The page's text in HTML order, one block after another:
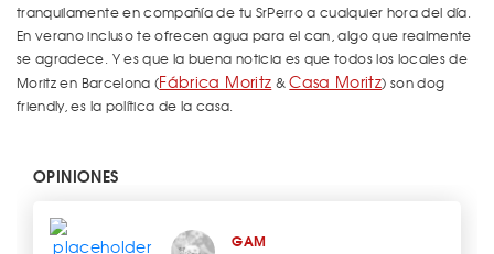
tranquilamente en compañía de tu SrPerro a cualquier hora del día.
En verano incluso te ofrecen agua para el can, algo que realmente
se agradece. Y es que la buena noticia es que todos los locales de
Moritz en Barcelona (Fábrica Moritz &Casa Moritz) son dog
friendly, es la política de la casa.
OPINIONES
GAM